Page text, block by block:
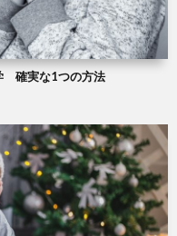
確実な1つの方法